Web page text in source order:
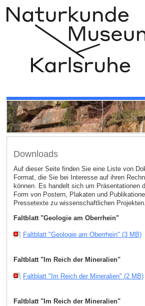
Downloads
Auf dieser Seite finden Sie eine Liste von
Format, die Sie bei Interesse auf ihren
können. Es handelt sich um Präsentationen
Form von Postern, Plakaten und
Pressetexte zu wissenschaftlichen Projekten.
Faltblatt "Geologie am Oberrhein"
Faltblatt "Geologie am Oberrhein" (3 MB)
Faltblatt "Im Reich der Mineralien"
Faltblatt "Im Reich der Mineralien" (2 MB)
Faltblatt "Im Reich der Mineralien"